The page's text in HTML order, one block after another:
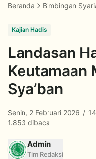
Beranda Bimbingan
Kajian Hadis
Landasan
Keutamaan
Sya’ban
Senin, 2 Februari 2026 /
1.853 dibaca
Admin
Tim Redaksi